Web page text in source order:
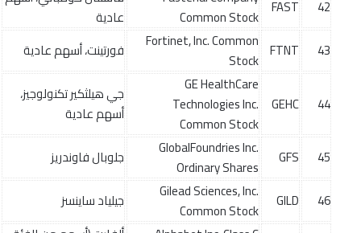
42
FAST
Common Stock
عادية
43
FTNT
Fortinet, Inc. Common
Stock
فورتينت، أسهم عادية
44
GEHC
GE HealthCare
Technologies Inc.
Common Stock
جي هيلثكير تكنولوجيز،
أسهم عادية
45
GFS
GlobalFoundries Inc.
Ordinary Shares
جلوبال فاوندريز
46
GILD
Gilead Sciences, Inc.
Common Stock
جيلياد ساينسز